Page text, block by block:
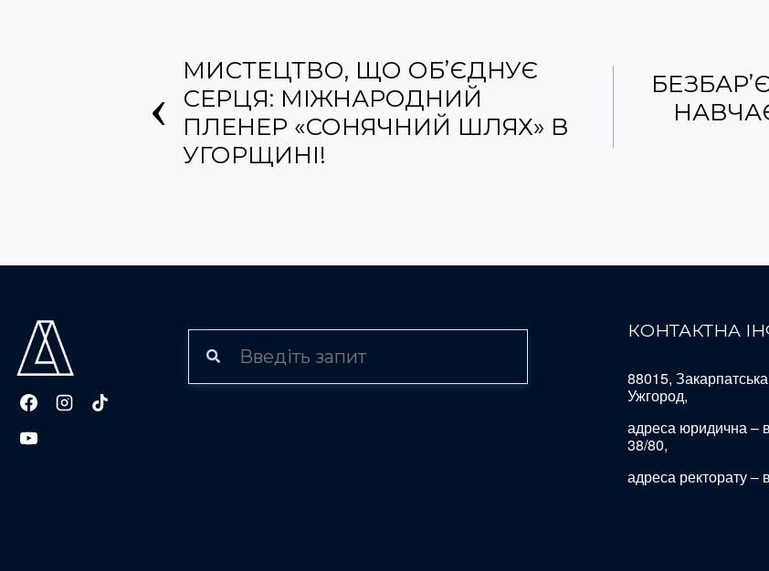
МИСТЕЦТВО, ЩО ОБ’ЄДНУЄ
СЕРЦЯ: МІЖНАРОДНИЙ
ПЛЕНЕР «СОНЯЧНИЙ ШЛЯХ» В
УГОРЩИНІ!
КОНТАКТНА
88015,
Ужгород,
адреса юридична –
38/80,
адреса ректорату